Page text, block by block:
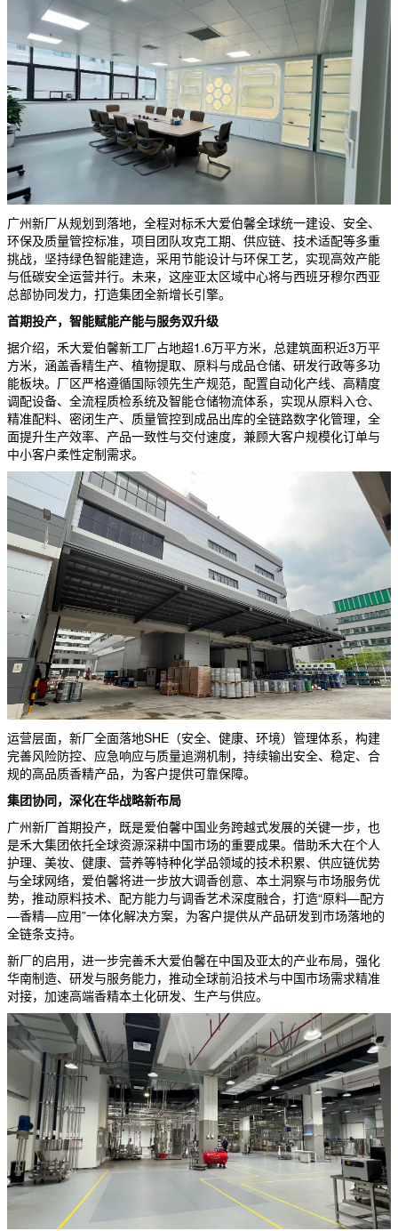
广州新厂从规划到落地，全程对标禾大爱伯馨全球统一建设、安全、
环保及质量管控标准，项目团队攻克工期、供应链、技术适配等多重
挑战，坚持绿色智能建造，采用节能设计与环保工艺，实现高效产能
与低碳安全运营并行。未来，这座亚太区域中心将与西班牙穆尔西亚
总部协同发力，打造集团全新增长引擎。
首期投产，智能赋能产能与服务双升级
据介绍，禾大爱伯馨新工厂占地超1.6万平方米，总建筑面积近3万平
方米，涵盖香精生产、植物提取、原料与成品仓储、研发行政等多功
能板块。厂区严格遵循国际领先生产规范，配置自动化产线、高精度
调配设备、全流程质检系统及智能仓储物流体系，实现从原料入仓、
精准配料、密闭生产、质量管控到成品出库的全链路数字化管理，全
面提升生产效率、产品一致性与交付速度，兼顾大客户规模化订单与
中小客户柔性定制需求。
运营层面，新厂全面落地SHE（安全、健康、环境）管理体系，构建
完善风险防控、应急响应与质量追溯机制，持续输出安全、稳定、合
规的高品质香精产品，为客户提供可靠保障。
集团协同，深化在华战略新布局
广州新厂首期投产，既是爱伯馨中国业务跨越式发展的关键一步，也
是禾大集团依托全球资源深耕中国市场的重要成果。借助禾大在个人
护理、美妆、健康、营养等特种化学品领域的技术积累、供应链优势
与全球网络，爱伯馨将进一步放大调香创意、本土洞察与市场服务优
势，推动原料技术、配方能力与调香艺术深度融合，打造“原料—配方
—香精—应用”一体化解决方案，为客户提供从产品研发到市场落地的
全链条支持。
新厂的启用，进一步完善禾大爱伯馨在中国及亚太的产业布局，强化
华南制造、研发与服务能力，推动全球前沿技术与中国市场需求精准
对接，加速高端香精本土化研发、生产与供应。